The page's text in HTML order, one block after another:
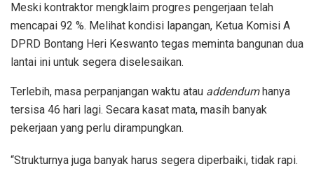
Meski kontraktor mengklaim progres pengerjaan telah
mencapai 92 %. Melihat kondisi lapangan, Ketua Komisi A
DPRD Bontang Heri Keswanto tegas meminta bangunan dua
lantai ini untuk segera diselesaikan.
Terlebih, masa perpanjangan waktu atau addendumhanya
tersisa 46 hari lagi. Secara kasat mata, masih banyak
pekerjaan yang perlu dirampungkan.
“Strukturnya juga banyak harus segera diperbaiki, tidak rapi.